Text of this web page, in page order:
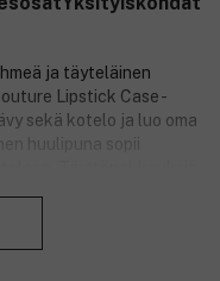
ja täyteläinen
Lipstick Case -
sekä kotelo ja luo oma
huulipuna sopii
jättäen huulesi